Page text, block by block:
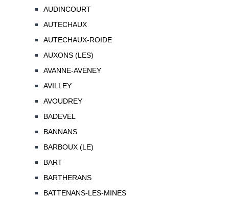
AUDINCOURT
AUTECHAUX
AUTECHAUX-ROIDE
AUXONS (LES)
AVANNE-AVENEY
AVILLEY
AVOUDREY
BADEVEL
BANNANS
BARBOUX (LE)
BART
BARTHERANS
BATTENANS-LES-MINES